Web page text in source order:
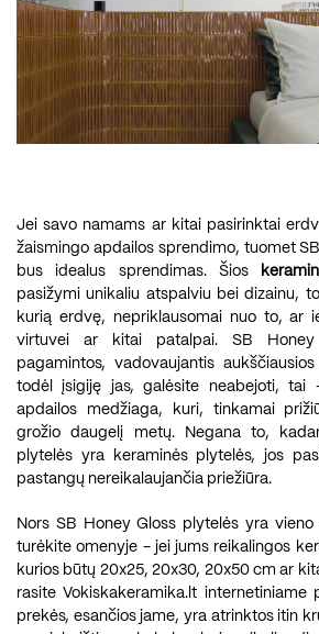
Jei savo namams ar kitai pasirinktai
žaismingo apdailos sprendimo, tuomet
bus idealus sprendimas. Šios
pasižymi unikaliu atspalviu bei dizainu,
kurią erdvę, nepriklausomai nuo to, ar
virtuvei ar kitai patalpai. SB
pagamintos, vadovaujantis
todėl įsigiję jas, galėsite neabejoti, tai
apdailos medžiaga, kuri, tinkamai
grožio daugelį metų. Negana to,
plytelės yra keraminės plytelės, jos
pastangų nereikalaujančia priežiūra.
Nors SB Honey Gloss plytelės yra
turėkite omenyje - jei jums reikalingos
kurios būtų 20x25, 20x30, 20x50 cm ar
rasite Vokiskakeramika.lt internetiniame
prekės, esančios jame, yra atrinktos itin